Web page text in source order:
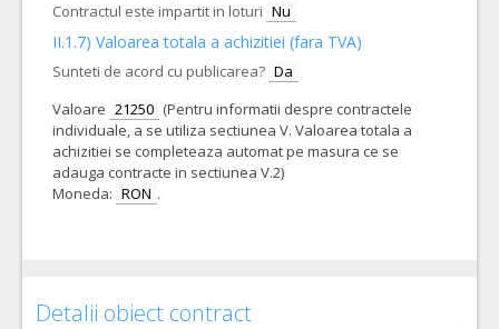
Contractul este impartit in loturi Nu
II.1.7) Valoarea totala a achizitiei (fara TVA)
Sunteti de acord cu publicarea? Da
Valoare 21250 (Pentru informatii despre contractele
individuale, a se utiliza sectiunea V. Valoarea totala a
achizitiei se completeaza automat pe masura ce se
adauga contracte in sectiunea V.2)
Moneda: RON .
Detalii obiect contract